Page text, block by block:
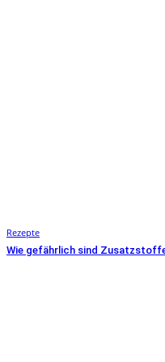
Rezepte
Wie gefährlich sind